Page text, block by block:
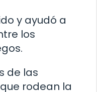
y ayudó a
los
de las
rodean la